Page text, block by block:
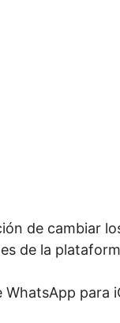
de cambiar
de la
WhatsApp para